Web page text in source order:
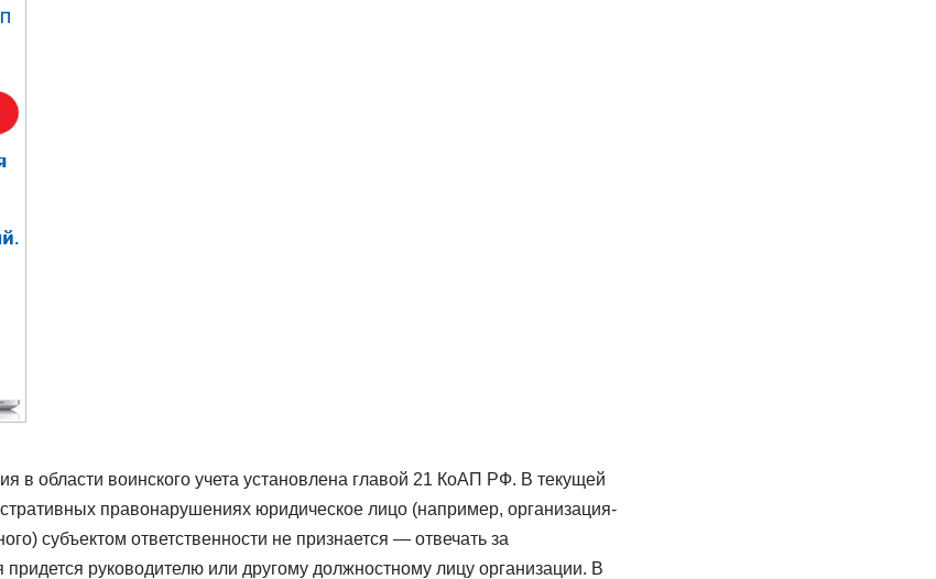
в области воинского учета установлена главой 21 КоАП РФ. В текущей
правонарушениях юридическое лицо (например, организация-
субъектом ответственности не признается — отвечать за
руководителю или другому должностному лицу организации. В